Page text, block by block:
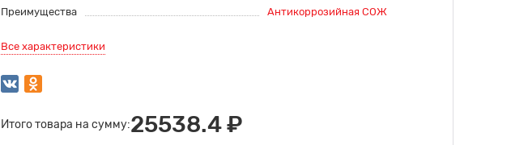
Преимущества
Антикоррозийная СОЖ
Все характеристики
Итого товара на сумму:25538.4 ₽